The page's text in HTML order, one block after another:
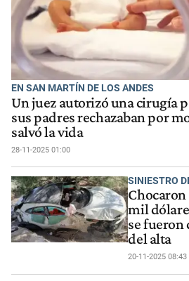
EN SAN MARTÍN DE LOS ANDES
Un juez autorizó una cirugía
sus padres rechazaban por
salvó la vida
28-11-2025 01:00
SINIESTRO
mil
se fueron
del alta
20-11-2025 08:43